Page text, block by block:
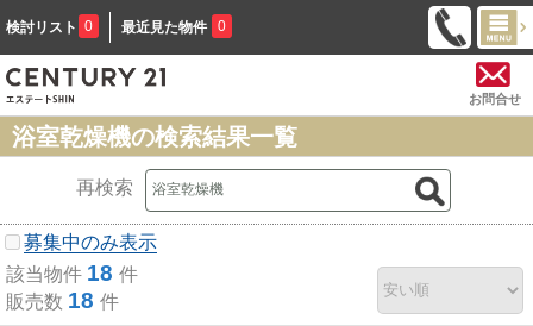
検討リスト 0 最近見た物件 0
お問合せ
浴室乾燥機の検索結果一覧
再検索
募集中のみ表示
該当物件 18 件
販売数 18 件